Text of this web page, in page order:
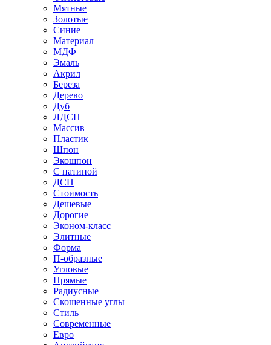
Мятные
Золотые
Синие
Материал
МДФ
Эмаль
Акрил
Береза
Дерево
Дуб
ЛДСП
Массив
Пластик
Шпон
Экошпон
С патиной
ДСП
Стоимость
Дешевые
Дорогие
Эконом-класс
Элитные
Форма
П-образные
Угловые
Прямые
Радиусные
Скошенные углы
Стиль
Современные
Евро